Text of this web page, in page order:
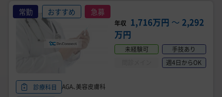
常勤 おすすめ 急募
年収 1,716万円 〜 2,292
万円
未経験可
手技あり
週4日からOK
診療科目
AGA、美容皮膚科